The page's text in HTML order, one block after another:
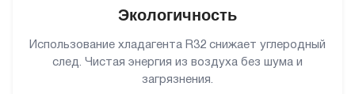
Экологичность
Использование хладагента R32 снижает углеродный
след. Чистая энергия из воздуха без шума и
загрязнения.